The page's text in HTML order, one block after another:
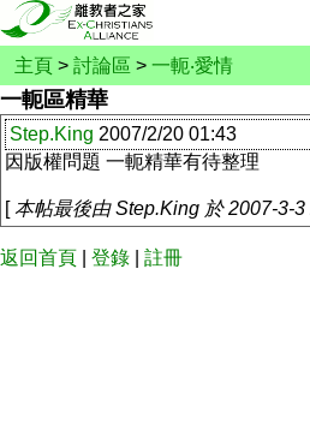
主頁 > 討論區 > 一軛‧愛情
一軛區精華
Step.King 2007/2/20 01:43
因版權問題 一軛精華有待整理
[本帖最後由 Step.King 於 2007-3-3
返回首頁 登錄 註冊